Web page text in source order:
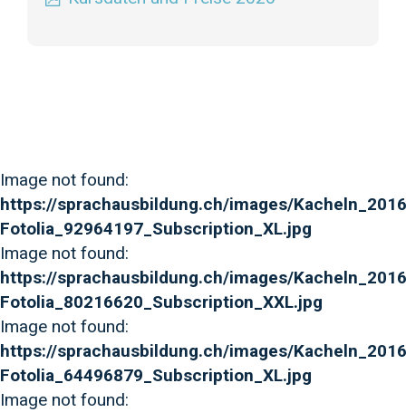
Image not found:
https://sprachausbildung.ch/images/
Fotolia_92964197_Subscription_XL.jpg
Image not found:
https://sprachausbildung.ch/images/
Fotolia_80216620_Subscription_XXL.jpg
Image not found:
https://sprachausbildung.ch/images/
Fotolia_64496879_Subscription_XL.jpg
Image not found: